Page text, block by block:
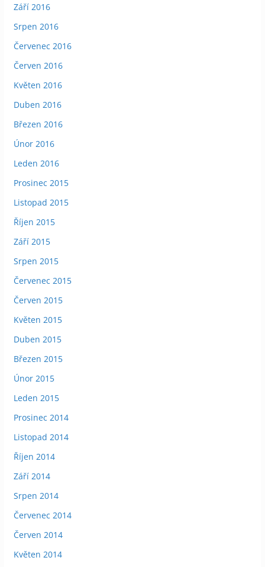
Září 2016
Srpen 2016
Červenec 2016
Červen 2016
Květen 2016
Duben 2016
Březen 2016
Únor 2016
Leden 2016
Prosinec 2015
Listopad 2015
Říjen 2015
Září 2015
Srpen 2015
Červenec 2015
Červen 2015
Květen 2015
Duben 2015
Březen 2015
Únor 2015
Leden 2015
Prosinec 2014
Listopad 2014
Říjen 2014
Září 2014
Srpen 2014
Červenec 2014
Červen 2014
Květen 2014